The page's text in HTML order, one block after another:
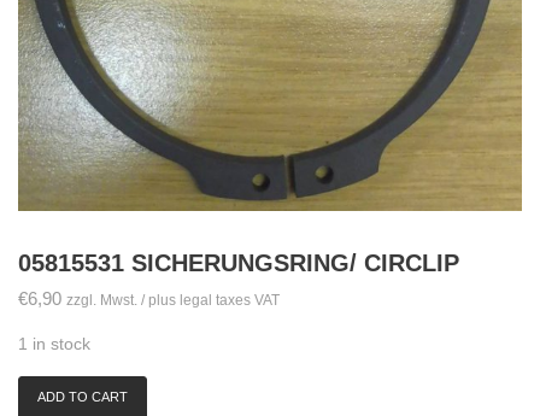
05815531 SICHERUNGSRING/ CIRCLIP
€6,90 zzgl. Mwst. / plus legal taxes VAT
1 in stock
05815531
ADD TO CART